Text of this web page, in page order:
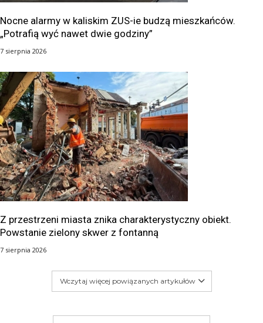
Nocne alarmy w kaliskim ZUS-ie budzą mieszkańców.
„Potrafią wyć nawet dwie godziny”
7 sierpnia 2026
Z przestrzeni miasta znika charakterystyczny obiekt.
Powstanie zielony skwer z fontanną
7 sierpnia 2026
Wczytaj więcej powiązanych artykułów